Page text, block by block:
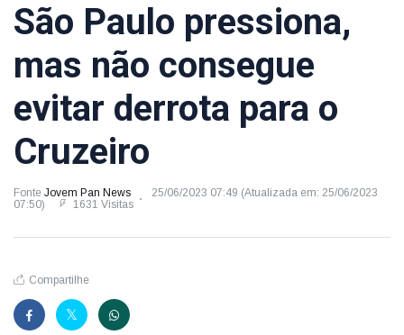
São Paulo pressiona,
mas não consegue
evitar derrota para o
Cruzeiro
Fonte Jovem Pan News
25/06/2023 07:49 (Atualizada em: 25/06/2023
07:50)
1631 Visitas
Compartilhe